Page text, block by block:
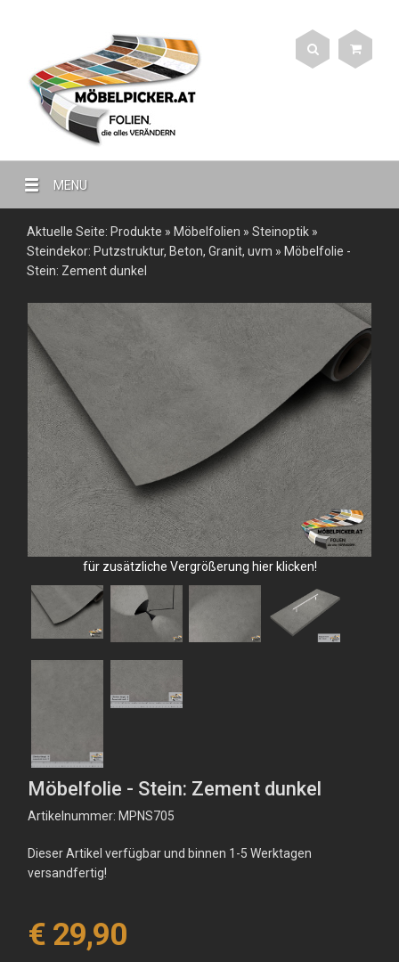
MENU
Aktuelle Seite: Produkte » Möbelfolien » Steinoptik »
Steindekor: Putzstruktur, Beton, Granit, uvm » Möbelfolie -
Stein: Zement dunkel
für zusätzliche Vergrößerung hier klicken!
Möbelfolie - Stein: Zement dunkel
Artikelnummer: MPNS705
Dieser Artikel verfügbar und binnen 1-5 Werktagen
versandfertig!
€ 29,90